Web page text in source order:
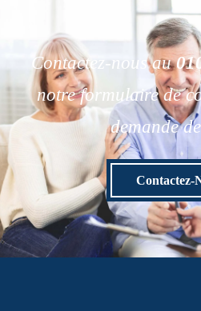
Contactez-nous au
notre formulaire de
demande de
Contactez-